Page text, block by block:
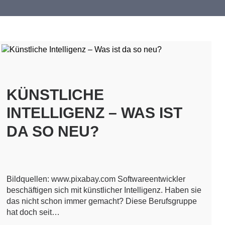
KÜNSTLICHE
INTELLIGENZ – WAS IST
DA SO NEU?
Bildquellen: www.pixabay.com Softwareentwickler
beschäftigen sich mit künstlicher Intelligenz. Haben sie
das nicht schon immer gemacht? Diese Berufsgruppe
hat doch seit…